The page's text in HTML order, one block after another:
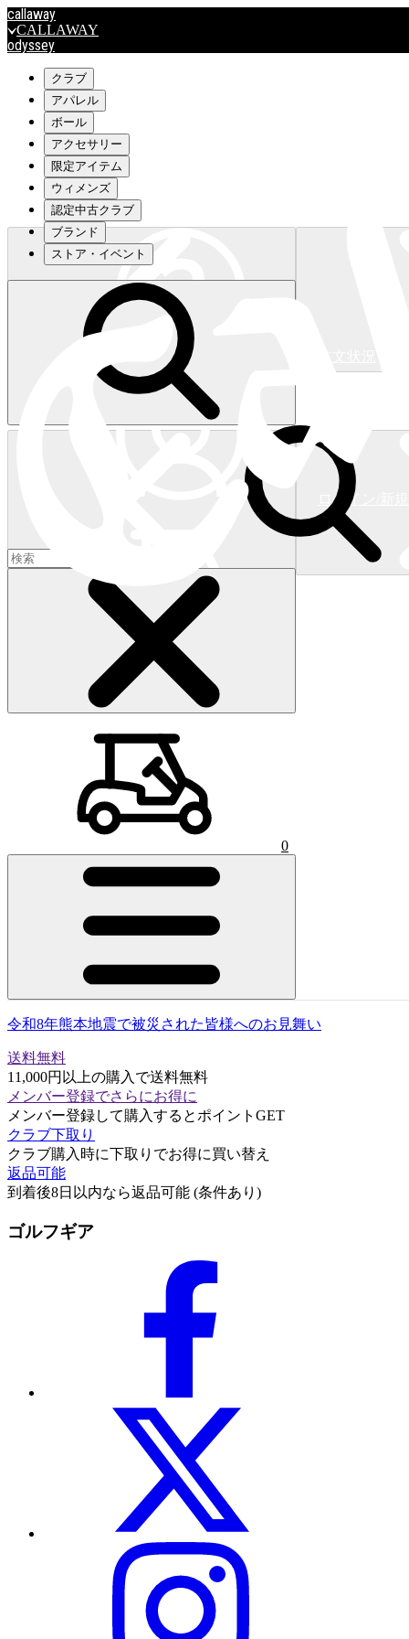
callaway
CALLAWAY
odyssey
travismathew
outlet
OUTLET
キャロウェイアパレルはこちら>>>
キャロウェイアパレルはこちら>>>
ログイン/新
ショッピングカート 0)
クラブ
アパレル
ボール
アクセサリー
限定アイテム
ウィメンズ
認定中古クラブ
ブランド
ストア・イベント
0
令和8年熊本地震で被災された皆様へのお見舞い
送料無料
11,000円以上の購入で送料無料
メンバー登録でさらにお得に
メンバー登録して購入するとポイントGET
クラブ下取り
クラブ購入時に下取りでお得に買い替え
返品可能
到着後8日以内なら返品可能 (条件あり)
ゴルフギア